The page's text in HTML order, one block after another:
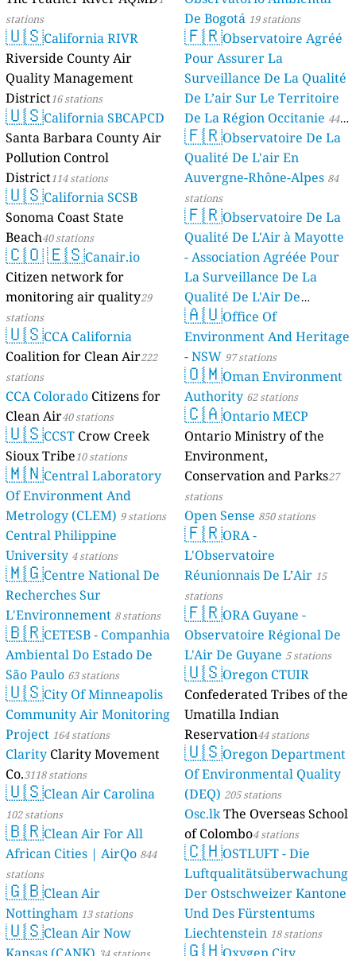
stations
🇺🇸California RIVR
Riverside County Air
Quality Management
District16 stations
🇺🇸California SBCAPCD
Santa Barbara County Air
Pollution Control
District114 stations
🇺🇸California SCSB
Sonoma Coast State
Beach40 stations
🇨🇴🇪🇸Canair.io
Citizen network for
monitoring air quality29
stations
🇺🇸CCA California
Coalition for Clean Air222
stations
CCA Colorado Citizens for
Clean Air40 stations
🇺🇸CCST Crow Creek
Sioux Tribe10 stations
🇲🇳Central Laboratory
Of Environment And
Metrology (CLEM) 9 stations
Central Philippine
University 4 stations
🇲🇬Centre National De
Recherches Sur
L'Environnement 8 stations
🇧🇷CETESB - Companhia
Ambiental Do Estado De
São Paulo 63 stations
🇺🇸City Of Minneapolis
Community Air Monitoring
Project 164 stations
Clarity Clarity Movement
Co.3118 stations
🇺🇸Clean Air Carolina
102 stations
🇧🇷Clean Air For All
African Cities | AirQo 844
stations
🇬🇧Clean Air
Nottingham 13 stations
🇺🇸Clean Air Now
De Bogotá 19 stations
🇫🇷Observatoire Agréé
Pour Assurer La
Surveillance De La Qualité
De L’air Sur Le Territoire
De La Région Occitanie 44
stations
🇫🇷Observatoire De La
Qualité De L'air En
Auvergne-Rhône-Alpes 84
stations
🇫🇷Observatoire De La
Qualité De L'Air à Mayotte
- Association Agréée Pour
La Surveillance De La
Qualité De L'Air De
Mayotte 4 stations
🇦🇺Office Of
Environment And Heritage
- NSW 97 stations
🇴🇲Oman Environment
Authority 62 stations
🇨🇦Ontario MECP
Ontario Ministry of the
Environment,
Conservation and Parks27
stations
Open Sense 850 stations
🇫🇷ORA -
L'Observatoire
Réunionnais De L’Air 15
stations
🇫🇷ORA Guyane -
Observatoire Régional De
L'Air De Guyane 5 stations
🇺🇸Oregon CTUIR
Confederated Tribes of the
Umatilla Indian
Reservation44 stations
🇺🇸Oregon Department
Of Environmental Quality
(DEQ) 205 stations
Osc.lkThe Overseas School
of Colombo4 stations
🇨🇭OSTLUFT - Die
Luftqualitätsüberwachung
Der Ostschweizer Kantone
Und Des Fürstentums
Liechtenstein 18 stations
🇬🇭